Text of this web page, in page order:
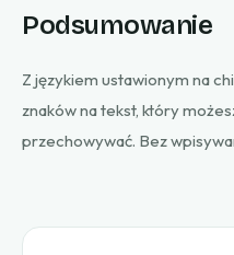
Podsumowanie
Z językiem ustawionym na
znaków na tekst, który
przechowywać. Bez